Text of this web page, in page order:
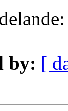
by: [